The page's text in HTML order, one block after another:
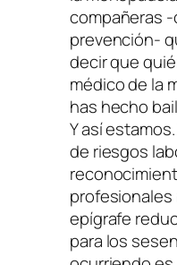
compañeras
prevención-
decir que
médico de la
has hecho
Y así
de riesgos
profesionales
epígrafe
para los